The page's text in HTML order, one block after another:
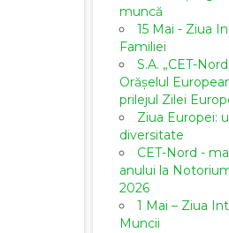
muncă
15 Mai - Ziua
Familiei
S.A. „CET-
Orășelul
prilejul Zilei
Ziua Europei:
diversitate
CET-Nord -
anului la
2026
1 Mai – Ziua
Muncii